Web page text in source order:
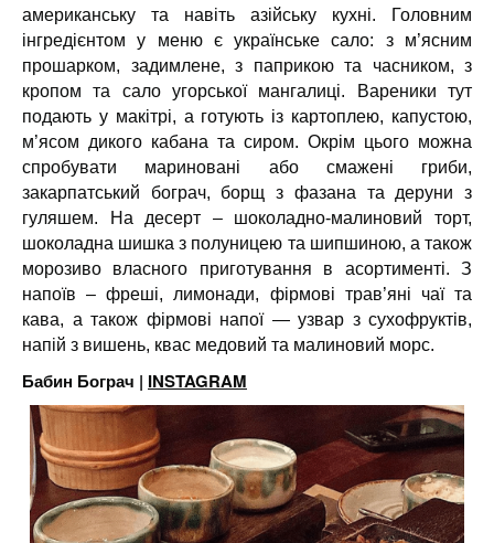
американську та навіть азійську кухні. Головним
інгредієнтом у меню є українське сало: з м’ясним
прошарком, задимлене, з паприкою та часником, з
кропом та сало угорської мангалиці. Вареники тут
подають у макітрі, а готують із картоплею, капустою,
м’ясом дикого кабана та сиром. Окрім цього можна
спробувати мариновані або смажені гриби,
закарпатський бограч, борщ з фазана та деруни з
гуляшем. На десерт – шоколадно-малиновий торт,
шоколадна шишка з полуницею та шипшиною, а також
морозиво власного приготування в асортименті. З
напоїв – фреші, лимонади, фірмові трав’яні чаї та
кава, а також фірмові напої — узвар з сухофруктів,
напій з вишень, квас медовий та малиновий морс.
Бабин Бограч | INSTAGRAM